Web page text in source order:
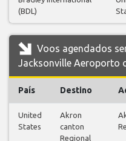
(BDL)
Voos agendados
Jacksonville Aeroporto
País Destino
United
States
Akron
canton
Regional